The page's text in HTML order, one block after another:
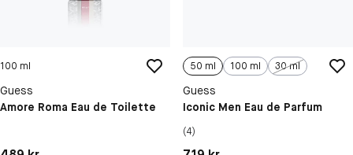
100 ml
Guess
Amore Roma Eau de Toilette
50 ml 100 ml 30 ml
Guess
Iconic Men Eau de Parfum
(4)